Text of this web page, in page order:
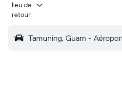
lieu de
retour
Tamuning, Guam -